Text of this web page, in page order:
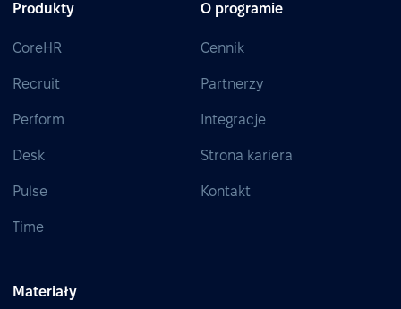
Produkty
CoreHR
Recruit
Perform
Desk
Pulse
Time
O programie
Cennik
Partnerzy
Integracje
Strona kariera
Kontakt
Materiały